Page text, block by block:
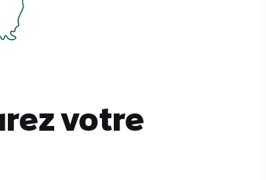
votre